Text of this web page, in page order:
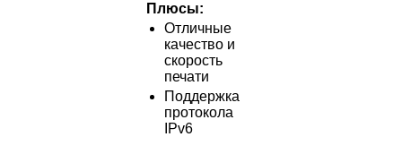
Плюсы:
Отличные
качество и
скорость
печати
Поддержка
протокола
IPv6